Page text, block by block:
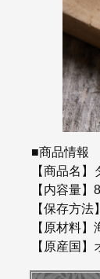
■商品情報
【商品名
【内容量】
【保存方
【原材料】
【原産国